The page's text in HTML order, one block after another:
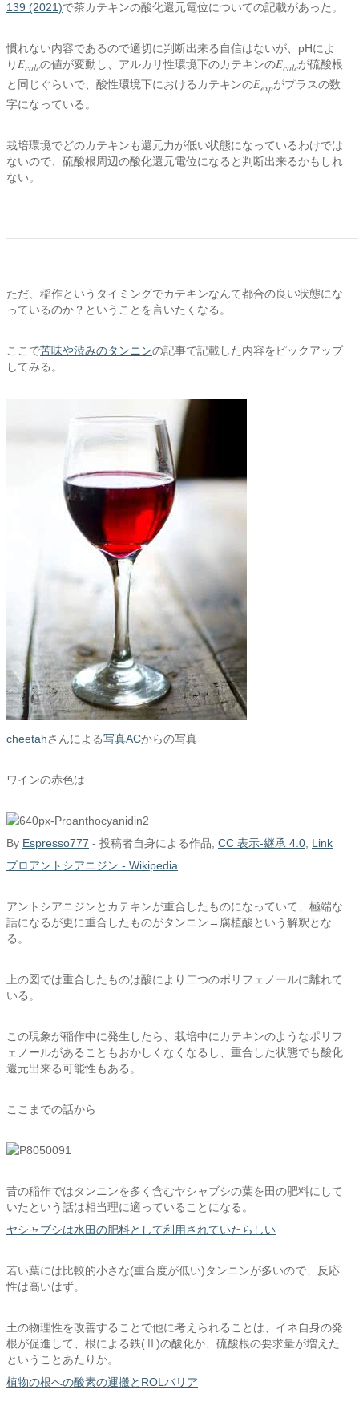
139 (2021)で茶カテキンの酸化還元電位についての記載があった。
慣れない内容であるので適切に判断出来る自信はないが、pHによ
りEcalcの値が変動し、アルカリ性環境下のカテキンのEcalcが硫酸根
と同じぐらいで、酸性環境下におけるカテキンのEexpがプラスの数
字になっている。
栽培環境でどのカテキンも還元力が低い状態になっているわけでは
ないので、硫酸根周辺の酸化還元電位になると判断出来るかもしれ
ない。
ただ、稲作というタイミングでカテキンなんて都合の良い状態にな
っているのか？ということを言いたくなる。
ここで苦味や渋みのタンニンの記事で記載した内容をピックアップ
してみる。
cheetahさんによる写真ACからの写真
ワインの赤色は
By Espresso777 - 投稿者自身による作品 CC 表示-継承 4.0 Link
プロアントシアニジン - Wikipedia
アントシアニジンとカテキンが重合したものになっていて、極端な
話になるが更に重合したものがタンニン→腐植酸という解釈とな
る。
上の図では重合したものは酸により二つのポリフェノールに離れて
いる。
この現象が稲作中に発生したら、栽培中にカテキンのようなポリフ
ェノールがあることもおかしくなくなるし、重合した状態でも酸化
還元出来る可能性もある。
ここまでの話から
昔の稲作ではタンニンを多く含むヤシャブシの葉を田の肥料にして
いたという話は相当理に適っていることになる。
ヤシャブシは水田の肥料として利用されていたらしい
若い葉には比較的小さな(重合度が低い)タンニンが多いので、反応
性は高いはず。
土の物理性を改善することで他に考えられることは、イネ自身の発
根が促進して、根による鉄(Ⅱ)の酸化か、硫酸根の要求量が増えた
ということあたりか。
植物の根への酸素の運搬とROLバリア